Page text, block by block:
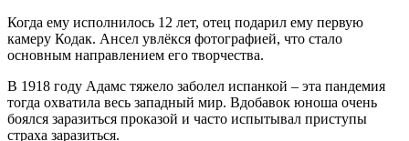
Когда ему исполнилось 12 лет, отец подарил ему первую
камеру Кодак. Ансел увлёкся фотографией, что стало
основным направлением его творчества.
В 1918 году Адамс тяжело заболел испанкой – эта пандемия
тогда охватила весь западный мир. Вдобавок юноша очень
боялся заразиться проказой и часто испытывал приступы
страха заразиться.